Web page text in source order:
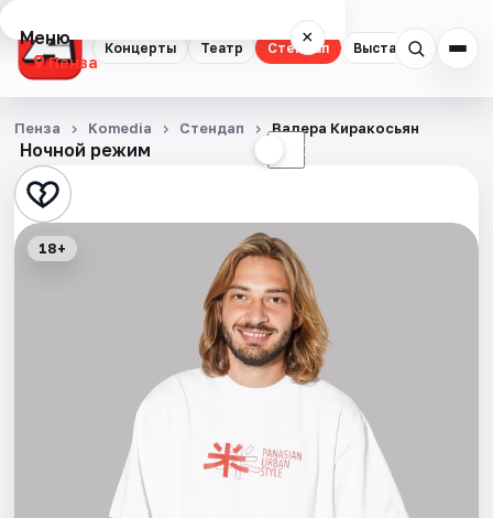
Концерты Театр Стендап Выставки
Меню ×
Пенза
Концерты
Театр
Стендап
Ночной режим ☾
Пенза Komedia Стендап Валера Киракосьян
18+